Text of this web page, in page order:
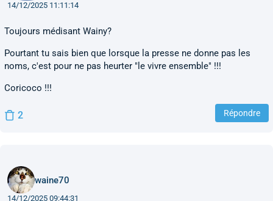
14/12/2025 11:11:14
Toujours médisant Wainy?
Pourtant tu sais bien que lorsque la presse ne donne pas les
noms, c'est pour ne pas heurter "le vivre ensemble" !!!
Coricoco !!!
2 Répondre
waine70
14/12/2025 09:44:31